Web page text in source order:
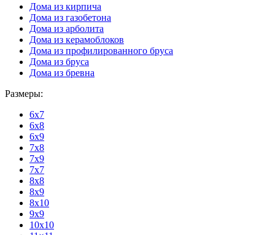
Дома из кирпича
Дома из газобетона
Дома из арболита
Дома из керамоблоков
Дома из профилированного бруса
Дома из бруса
Дома из бревна
Размеры:
6x7
6x8
6x9
7x8
7x9
7x7
8x8
8x9
8x10
9x9
10x10